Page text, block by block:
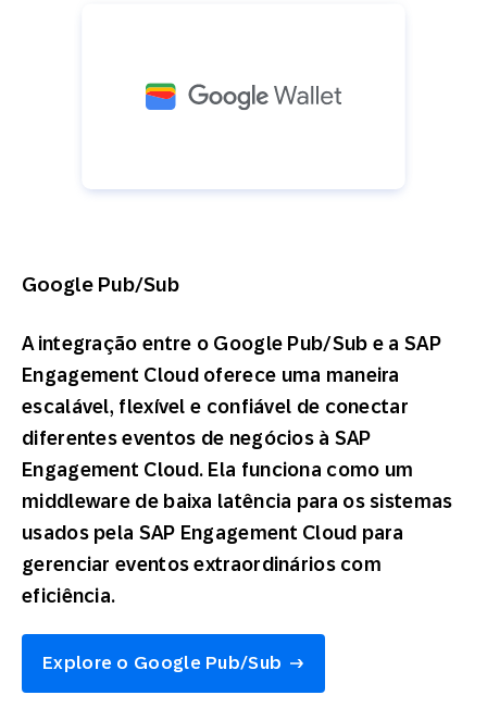
Google Pub/Sub
A integração entre o Google Pub/Sub e a SAP
Engagement Cloud oferece uma maneira
escalável, flexível e confiável de conectar
diferentes eventos de negócios à SAP
Engagement Cloud. Ela funciona como um
middleware de baixa latência para os sistemas
usados pela SAP Engagement Cloud para
gerenciar eventos extraordinários com
eficiência.
Explore o Google Pub/Sub